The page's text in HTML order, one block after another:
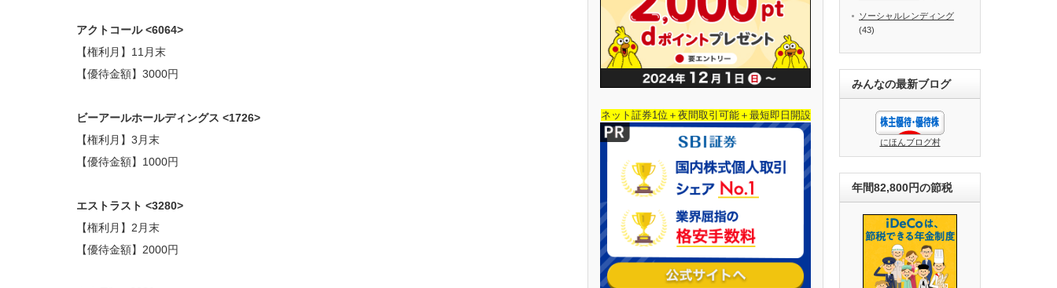
アクトコール <6064>
【権利月】11月末
【優待金額】3000円
ビーアールホールディングス <1726>
【権利月】3月末
【優待金額】1000円
エストラスト <3280>
【権利月】2月末
【優待金額】2000円
ネット証券1位＋夜間取引可能＋最短即日開設
ソーシャルレンディング
(43)
みんなの最新ブログ
にほんブログ村
年間82,800円の節税